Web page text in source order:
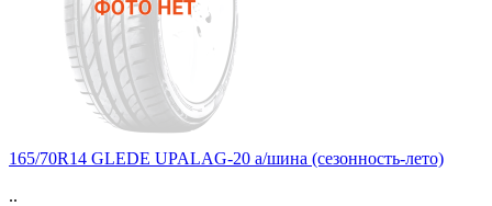
165/70R14 GLEDE UPALAG-20 а/шина (сезонность-лето)
..